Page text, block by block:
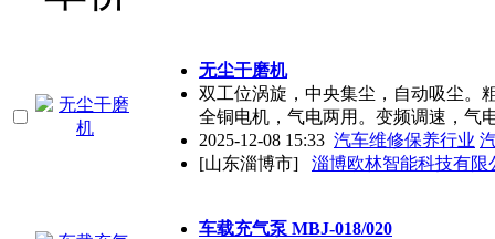
无尘干磨机
双工位涡旋，中央集尘，自动吸尘。
全铜电机，气电两用。变频调速，气
2025-12-08 15:33 汽车维修保养行业
[山东淄博市]
淄博欧林智能科技有限
车载充气泵 MBJ-018/020